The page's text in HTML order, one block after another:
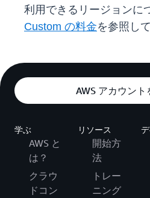
利用できるリージョンに
Custom の料金を参照し
AWS アカウント
学ぶ
AWS と
は？
クラウ
ドコン
リソース
開始方
法
トレー
ニング